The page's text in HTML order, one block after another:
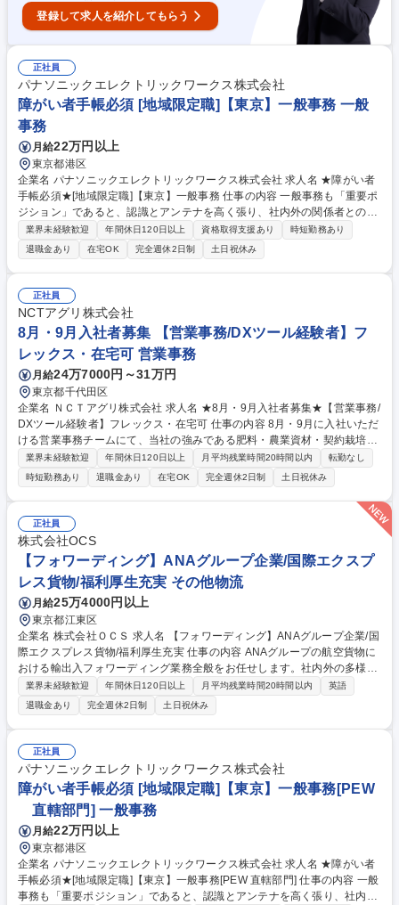
登録して求人を紹介してもらう
正社員
パナソニックエレクトリックワークス株式会社
障がい者手帳必須 [地域限定職]【東京】一般事務 一般
事務
月給22万円以上
東京都港区
企業名 パナソニックエレクトリックワークス株式会社 求人名 ★障がい者
手帳必須★[地域限定職]【東京】一般事務 仕事の内容 一般事務も「重要ポ
ジション」であると、認識とアンテナを高く張り、社内外の関係者とのコ
ミュニケーションを密に取って各種業務推進いただきます。 【具体的な仕
事内容】 一般事務(庶務含む)全般をお任せします。 各種資料作成、各種会
議(WEB含む)の実施調整と当日設営および運営、備品発注、伝票処理、自
部門の予算管理、電話応対等、幅広い業務をご担当いただきます。 募集職
種 ★障がい者手帳必須★[地域限定職]【東京】一般事務
業界未経験歓迎 年間休日120日以上 資格取得支援あり
時短勤務あり
退職金あり
在宅OK 完全週休2日制 土日祝休み
正社員
NCTアグリ株式会社
8月・9月入社者募集 【営業事務/DXツール経験者】フ
レックス・在宅可 営業事務
月給24万7000円～31万円
東京都千代田区
企業名 ＮＣＴアグリ株式会社 求人名 ★8月・9月入社者募集★【営業事務/
DXツール経験者】フレックス・在宅可 仕事の内容 8月・9月に入社いただ
ける営業事務チームにて、当社の強みである肥料・農業資材・契約栽培に
よる農産物の販売やその他の受発注、売上・仕入計上、請求書発行、入金
支払処理等の営業事務を主に担当いただきます。 【魅力】■ノーコードツ
ール、JAST.DBなどのを活用してDX化を進めていただきます■農業肥料卸
売業界で数少ない業績好調企業で、2030年に向けた中期経営計画で事業
拡大中■量販店や流通業者との連携、農家との直接取引や契約栽培など独
自の事業展開による安定した収益基盤■親会社の新ケミカル商事と同じ就
業規則・福利厚生で安定しています。■在宅勤務の導入など働きや水環境
が整っております 募集職種 ★8月・9月入社者募集★【営業事務/DXツー
ル経験者】フレックス・在宅可
業界未経験歓迎 年間休日120日以上 月平均残業時間20時間以内
転勤なし
時短勤務あり
退職金あり 在宅OK 完全週休2日制 土日祝休み
正社員
株式会社OCS
【フォワーディング】ANAグループ企業/国際エクスプ
レス貨物/福利厚生充実 その他物流
月給25万4000円以上
東京都江東区
企業名 株式会社ＯＣＳ 求人名 【フォワーディング】ANAグループ企業/国
際エクスプレス貨物/福利厚生充実 仕事の内容 ANAグループの航空貨物に
おける輸出入フォワーディング業務全般をお任せします。社内外の多様な
ステークホルダーと連携し、収益性を考慮した最適な混載仕立業務等を通
じて事業拡大を牽引するポジションです。 ■航空貨物の輸出入フォワーデ
ィング業務全般 ■国内外のグループ会社や契約代理店、航空会社等との調
整・折衝 ■収益を勘案した最適な混載仕立の企画・実行 【ミッション・魅
力】現在フォワーディング事業をはじめ多角的に事業を拡大中。裁量が大
きく、ご自身の経験を活かして即戦力として活躍いただけます。ジョブロ
ーテーション等を通じ幅広い経験を積むことが可能です。 募集職種 【フ
ォワーディング】ANAグループ企業/国際エクスプレス貨物/福利厚生充実
業界未経験歓迎 年間休日120日以上 月平均残業時間20時間以内
英語
退職金あり
完全週休2日制 土日祝休み
正社員
パナソニックエレクトリックワークス株式会社
障がい者手帳必須 [地域限定職]【東京】一般事務[PEW
直轄部門] 一般事務
月給22万円以上
東京都港区
企業名 パナソニックエレクトリックワークス株式会社 求人名 ★障がい者
手帳必須★[地域限定職]【東京】一般事務[PEW 直轄部門] 仕事の内容 一般
事務も「重要ポジション」であると、認識とアンテナを高く張り、社内外